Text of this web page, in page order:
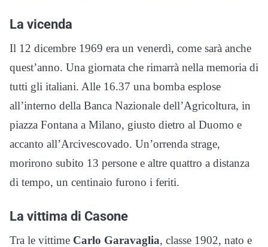
La vicenda
Il 12 dicembre 1969 era un venerdì, come sarà anche
quest’anno. Una giornata che rimarrà nella memoria di
tutti gli italiani. Alle 16.37 una bomba esplose
all’interno della Banca Nazionale dell’Agricoltura, in
piazza Fontana a Milano, giusto dietro al Duomo e
accanto all’Arcivescovado. Un’orrenda strage,
morirono subito 13 persone e altre quattro a distanza
di tempo, un centinaio furono i feriti.
La vittima di Casone
Tra le vittime Carlo Garavaglia, classe 1902, nato e